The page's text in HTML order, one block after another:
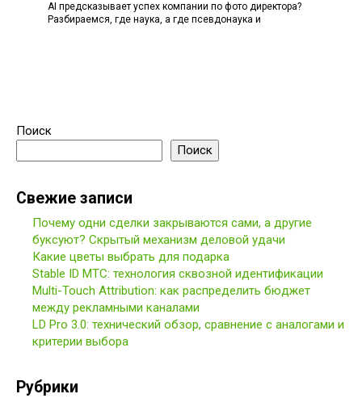
AI предсказывает успех компании по фото директора?
Разбираемся, где наука, а где псевдонаука и
Поиск
Поиск
Свежие записи
Почему одни сделки закрываются сами, а другие
буксуют? Скрытый механизм деловой удачи
Какие цветы выбрать для подарка
Stable ID МТС: технология сквозной идентификации
Multi-Touch Attribution: как распределить бюджет
между рекламными каналами
LD Pro 3.0: технический обзор, сравнение с аналогами и
критерии выбора
Рубрики